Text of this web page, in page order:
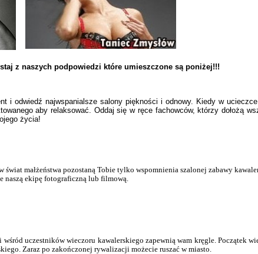
z naszych podpowiedzi które umieszczone są poniżej!!!
i odwiedź najwspanialsze salony piękności i odnowy. Kiedy w
aby relaksować. Oddaj się w ręce fachowców, którzy dołożą
życia!
świat małżeństwa pozostaną Tobie tylko wspomnienia szalonej zabawy
naszą ekipę fotograficzną lub filmową.
uczestników wieczoru kawalerskiego zapewnią wam kręgle. Początek
Zaraz po zakończonej rywalizacji możecie ruszać w miasto.